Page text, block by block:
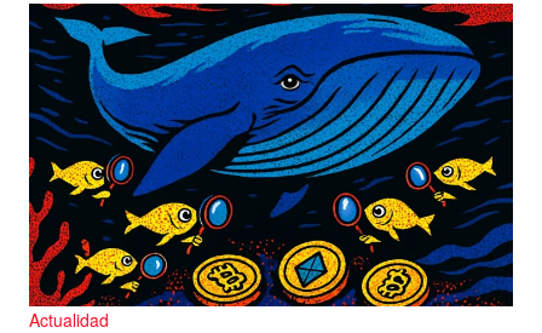
Actualidad